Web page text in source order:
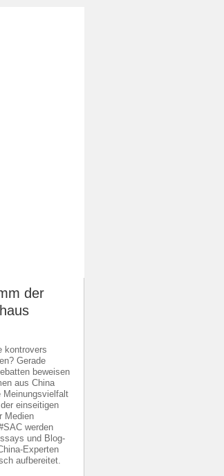
der
kontrovers
Gerade
beweisen
aus China
Meinungsvielfalt
einseitigen
Medien
werden
und Blog-
Experten
aufbereitet.